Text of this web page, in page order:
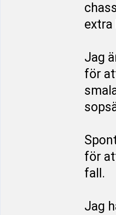
extra
Jag
för
för
fall.
Jag